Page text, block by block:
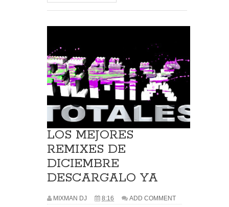
LOS MEJORES
REMIXES DE
DICIEMBRE
DESCARGALO YA
MIXMAN DJ 8:16 ADD COMMENT